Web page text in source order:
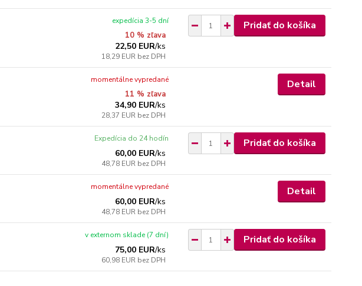
10 % zľava
22,50 EUR/ks
18,29 EUR bez DPH
expedícia 3-5 dní Pridať do košíka
11 % zľava
34,90 EUR/ks
28,37 EUR bez DPH
momentálne vypredané Detail
60,00 EUR/ks
48,78 EUR bez DPH
Expedícia do 24 hodín Pridať do košíka
60,00 EUR/ks
48,78 EUR bez DPH
momentálne vypredané Detail
75,00 EUR/ks
60,98 EUR bez DPH
v externom sklade (7 dní) Pridať do košíka